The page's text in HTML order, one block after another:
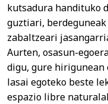
kutsadura handituko
guztiari,
zabaltzeari
Aurten, osasun-
digu, gure hirigunean
lasai egoteko beste
espazio libre